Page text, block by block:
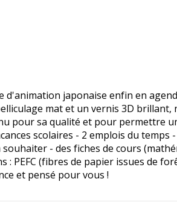
d'animation japonaise enfin en
mat et un vernis 3D
pour sa qualité et pour permettre
scolaires - 2 emplois du
- des fiches de cours
: PEFC (fibres de papier issues de
et pensé pour vous !